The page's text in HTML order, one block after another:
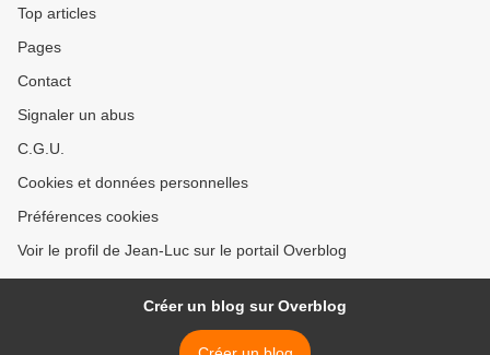
Top articles
Pages
Contact
Signaler un abus
C.G.U.
Cookies et données personnelles
Préférences cookies
Voir le profil de Jean-Luc sur le portail Overblog
Créer un blog sur Overblog